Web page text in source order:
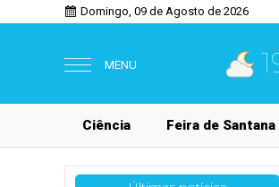
Domingo, 09 de Agosto de 2026
MENU
Ciência Feira de Santana